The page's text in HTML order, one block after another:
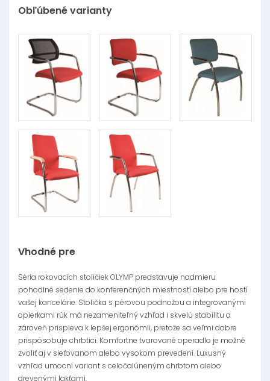
Obľúbené varianty
Vhodné pre
Séria rokovacích stoličiek OLYMP predstavuje nadmieru
pohodlné sedenie do konferenčných miestností alebo pre hostí
vašej kancelárie. Stolička s pérovou podnožou a integrovanými
opierkami rúk má nezameniteľný vzhľad i skvelú stabilitu a
zároveň prispieva k lepšej ergonómii, pretože sa veľmi dobre
prispôsobuje chrbtici. Komfortne tvarované operadlo je možné
zvoliť aj v sieťovanom alebo vysokom prevedení. Luxusný
vzhľad umocní variant s celočalúneným chrbtom alebo
drevenými lakťami.